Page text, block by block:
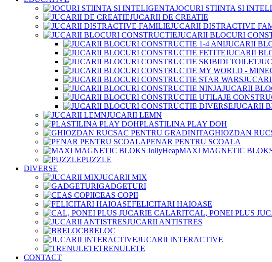
JOCURI STIINTA SI
JUCARII DE CREATIE
JUCARII DISTRACTIVE
JUCARII BLOCURI
JUCARII
JUCARII
JUCARII
JUCARII
JUCARII LEMN
PLASTILINA PLAY DOH
GHIOZDAN
PENAR PENTRU SCOALA
MAXI MAGNETIC
PUZZLE
DIVERSE
JUCARII MIX
GADGETURI
CEAS COPII
FELICITARI HAIOASE
CAL, PONEI PLUS
JUCARII ANTISTRES
BRELOC
JUCARII INTERACTIVE
TRENULETE
CONTACT